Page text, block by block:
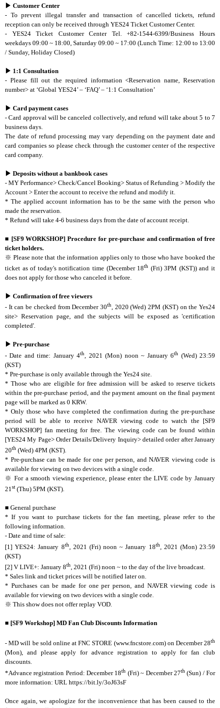
▶ Customer Center
- To prevent illegal transfer and transaction of cancelled tickets, refund
reception can only be received through YES24 Ticket Customer Center.
- YES24 Ticket Customer Center Tel. +82-1544-6399/Business Hours
weekdays 09:00 ~ 18:00, Saturday 09:00 ~ 17:00 (Lunch Time: 12:00 to 13:00
/ Sunday, Holiday Closed)
▶ 1:1 Consultation
- Please fill out the required information <Reservation name, Reservation
number> at ‘Global YES24’ – ‘FAQ’ – ‘1:1 Consultation’
▶ Card payment cases
- Card approval will be canceled collectively, and refund will take about 5 to 7
business days.
The date of refund processing may vary depending on the payment date and
card companies so please check through the customer center of the respective
card company.
▶ Deposits without a bankbook cases
- MY Performance> Check/Cancel Booking> Status of Refunding > Modify the
Account > Enter the account to receive the refund and modify it.
* The applied account information has to be the same with the person who
made the reservation.
* Refund will take 4-6 business days from the date of account receipt.
■ [SF9 WORKSHOP] Procedure for pre-purchase and confirmation of free
ticket holders.
※ Please note that the information applies only to those who have booked the
ticket as of today's notification time (December 18th (Fri) 3PM (KST)) and it
does not apply for those who canceled it before.
▶ Confirmation of free viewers
- It can be checked from December 30th, 2020 (Wed) 2PM (KST) on the Yes24
site> Reservation page, and the subjects will be exposed as 'certification
completed'.
▶ Pre-purchase
- Date and time: January 4th , 2021 (Mon) noon ~ January 6th (Wed) 23:59
(KST)
* Pre-purchase is only available through the Yes24 site.
* Those who are eligible for free admission will be asked to reserve tickets
within the pre-purchase period, and the payment amount on the final payment
page will be marked as 0 KRW.
* Only those who have completed the confirmation during the pre-purchase
period will be able to receive NAVER viewing code to watch the [SF9
WORKSHOP] fan meeting for free. The viewing code can be found within
[YES24 My Page> Order Details/Delivery Inquiry> detailed order after January
20th (Wed) 4PM (KST).
* Pre-purchase can be made for one per person, and NAVER viewing code is
available for viewing on two devices with a single code.
※ For a smooth viewing experience, please enter the LIVE code by January
21st (Thu) 5PM (KST).
■ General purchase
* If you want to purchase tickets for the fan meeting, please refer to the
following information.
- Date and time of sale:
[1] YES24: January 8th, 2021 (Fri) noon ~ January 18th, 2021 (Mon) 23:59
(KST)
[2] V LIVE+: January 8th , 2021 (Fri) noon ~ to the day of the live broadcast.
* Sales link and ticket prices will be notified later on.
* Purchases can be made for one per person, and NAVER viewing code is
available for viewing on two devices with a single code.
※ This show does not offer replay VOD.
■ [SF9 Workshop] MD Fan Club Discounts Information
- MD will be sold online at FNC STORE (www.fncstore.com) on December 28th
(Mon), and please apply for advance registration to apply for fan club
discounts.
*Advance registration Period: December 18th (Fri) ~ December 27th (Sun) / For
more information: URL https://bit.ly/3oJ63sF
Once again, we apologize for the inconvenience that has been caused to the